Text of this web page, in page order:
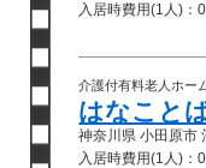
入居時費用(1人)
介護付有料老人ホー
はなこと
神奈川県 小田原
入居時費用(1人)